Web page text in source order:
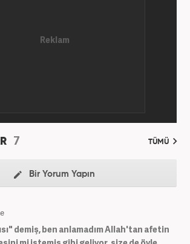
7 TÜMÜ
Bir Yorum Yapın
demiş, ben anlamadım Allah'tan afetin